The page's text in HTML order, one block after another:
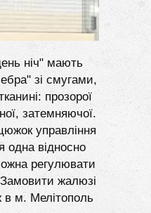
ніч" мають
зі смугами,
прозорої
затемняючої.
управління
одна відносно
регулювати
жалюзі
в м. Мелітополь